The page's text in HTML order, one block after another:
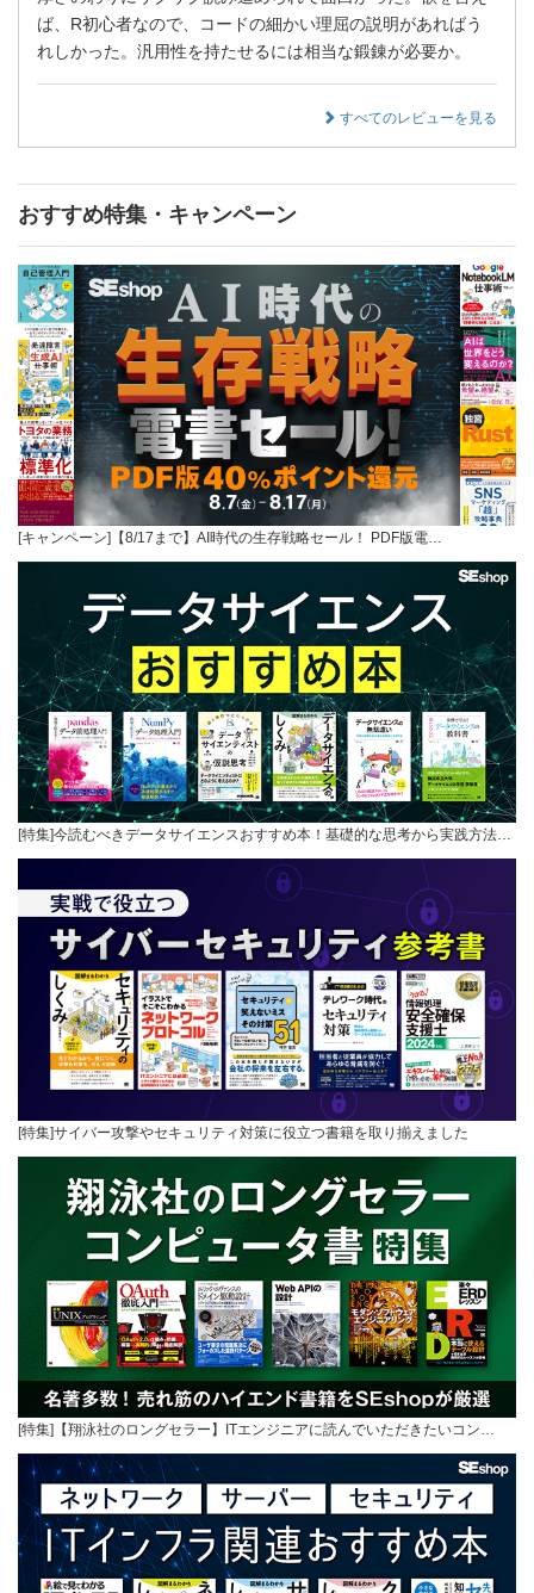
ば、R初心者なので、コードの細かい理屈の説明があればう
れしかった。汎用性を持たせるには相当な鍛錬が必要か。
すべてのレビューを見る
おすすめ特集・キャンペーン
[キャンペーン]【8/17まで】AI時代の生存戦略セール！ PDF版電…
[特集]今読むべきデータサイエンスおすすめ本！基礎的な思考から実践方法…
[特集]サイバー攻撃やセキュリティ対策に役立つ書籍を取り揃えました
[特集]【翔泳社のロングセラー】ITエンジニアに読んでいただきたいコン…